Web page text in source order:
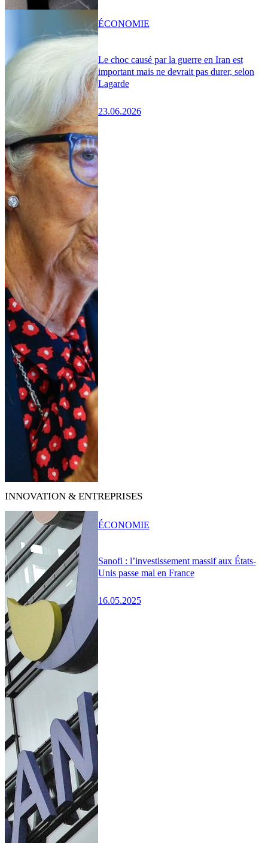
Le choc causé par la guerre en Iran est
important mais ne devrait pas durer, selon
Lagarde
23.06.2026
ÉCONOMIE
INNOVATION & ENTREPRISES
Sanofi : l’investissement massif aux États-
Unis passe mal en France
16.05.2025
ÉCONOMIE